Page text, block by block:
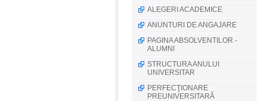
ALEGERI ACADEMICE
ANUNTURI DE ANGAJARE
PAGINA ABSOLVENTILOR -
ALUMNI
STRUCTURA ANULUI
UNIVERSITAR
PERFECŢIONARE
PREUNIVERSITARĂ